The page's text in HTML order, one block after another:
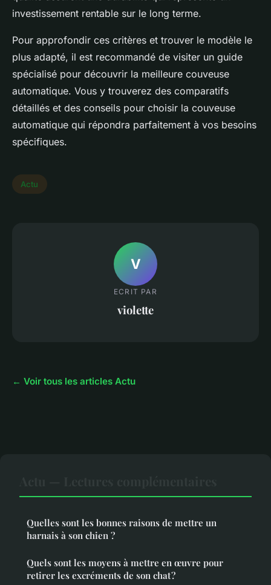
investissement rentable sur le long terme.
Pour approfondir ces critères et trouver le modèle le
plus adapté, il est recommandé de visiter un guide
spécialisé pour découvrir la meilleure couveuse
automatique. Vous y trouverez des comparatifs
détaillés et des conseils pour choisir la couveuse
automatique qui répondra parfaitement à vos besoins
spécifiques.
Actu
V
ECRIT PAR
violette
← Voir tous les articles Actu
Quelles sont les bonnes raisons de mettre un
harnais à son chien ?
Quels sont les moyens à mettre en œuvre pour
retirer les excréments de son chat ?